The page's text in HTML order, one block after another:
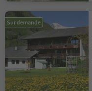
Sur demande